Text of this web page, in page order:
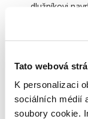
Tato webová
K personalizaci
sociálních médií
soubory cookie.
dlužníkovi
Tento
prostředek,
Oznámení
se soudní
nechtějí
řízením.